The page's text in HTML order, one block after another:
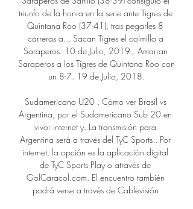
triunfo de la honra en la serie ante Tigres de
Quintana Roo (37-41), tras pegarles 8
carreras a... Sacan Tigres el colmillo a
Saraperos. 10 de Julio, 2019.. Amarran
Saraperos a los Tigres de Quintana Roo con
un 8-7. 19 de Julio, 2018.
Sudamericano U20 . Cómo ver Brasil vs
Argentina, por el Sudamericano Sub 20 en
vivo: internet y. La transmisión para
Argentina será a través del TyC Sports.. Por
internet, la opción es la aplicación digital
de TyC Sports Play o através de
GolCaracol.com. El encuentro también
podrá verse a través de Cablevisión.